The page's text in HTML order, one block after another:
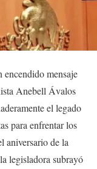
encendido mensaje
Anebell Ávalos
el legado
para enfrentar los
aniversario de la
legisladora subrayó